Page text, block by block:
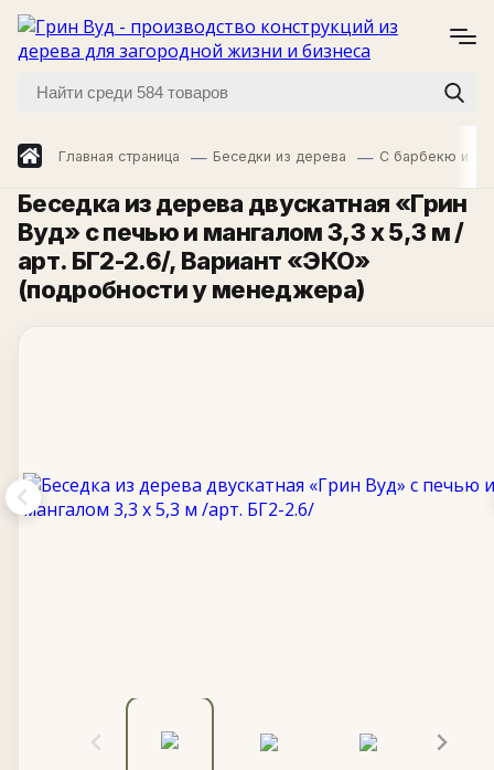
Главная страница Беседки из дерева С барбекю и
Беседка из дерева двускатная «Грин
Вуд» с печью и мангалом 3,3 х 5,3 м /
арт. БГ2-2.6/, Вариант «ЭКО»
(подробности у менеджера)